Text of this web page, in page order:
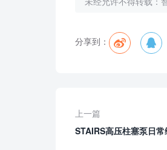
分享到：
上一篇
STAIRS高压柱塞泵日